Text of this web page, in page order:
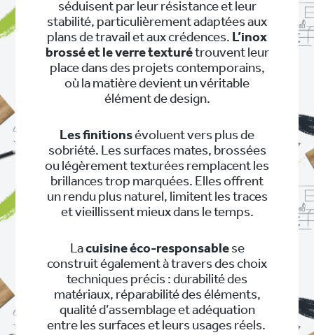
séduisent par leur résistance et leur
stabilité, particulièrement adaptées aux
plans de travail et aux crédences. L’inox
brossé et le verre texturétrouvent leur
place dans des projets contemporains,
où la matière devient un véritable
élément de design.
Les finitionsévoluent vers plus de
sobriété. Les surfaces mates, brossées
ou légèrement texturées remplacent les
brillances trop marquées. Elles offrent
un rendu plus naturel, limitent les traces
et vieillissent mieux dans le temps.
Lacuisine éco-responsablese
construit également à travers des choix
techniques précis : durabilité des
matériaux, réparabilité des éléments,
qualité d’assemblage et adéquation
entre les surfaces et leurs usages réels.